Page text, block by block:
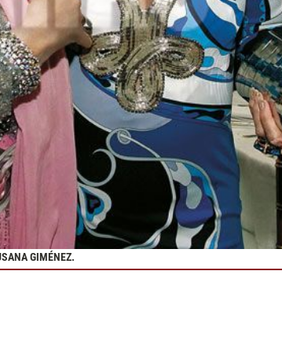
GIMÉNEZ.